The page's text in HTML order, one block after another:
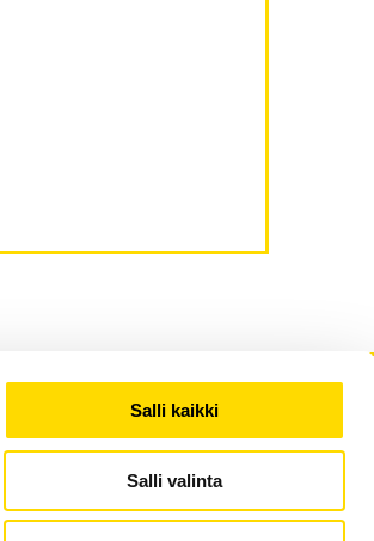
Salli kaikki
Salli valinta